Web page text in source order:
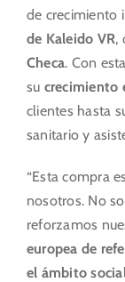
de crecimiento
de Kaleido VR,
Checa. Con
su crecimiento
clientes hasta
sanitario y
“Esta compra
nosotros. No
reforzamos
europea de
el ámbito